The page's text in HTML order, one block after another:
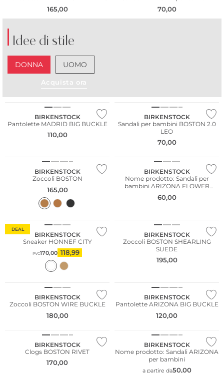
165,00 70,00
Idee di stile
DONNA UOMO
Acquista ora
BIRKENSTOCK
Pantolette MADRID BIG BUCKLE
110,00
BIRKENSTOCK
Sandali per bambini BOSTON 2.0
LEO
70,00
BIRKENSTOCK
Zoccoli BOSTON
165,00
BIRKENSTOCK
Nome prodotto: Sandali per
bambini ARIZONA FLOWER
BUCKLE
60,00
DEAL
BIRKENSTOCK
Sneaker HONNEF CITY
PVC170,00 118,99
BIRKENSTOCK
Zoccoli BOSTON SHEARLING
SUEDE
195,00
BIRKENSTOCK
Zoccoli BOSTON WIRE BUCKLE
180,00
BIRKENSTOCK
Pantolette ARIZONA BIG BUCKLE
120,00
BIRKENSTOCK
Clogs BOSTON RIVET
170,00
BIRKENSTOCK
Nome prodotto: Sandali ARIZONA
per bambini
a partire da50,00